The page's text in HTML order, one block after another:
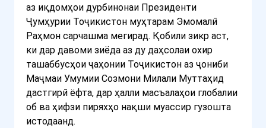
аз иқдомҳои дурбинонаи Президенти
Ҷумҳурии Тоҷикистон муҳтарам Эмомалӣ
Раҳмон сарчашма мегирад. Қобили зикр аст,
ки дар давоми зиёда аз ду даҳсолаи охир
ташаббусҳои ҷаҳонии Тоҷикистон аз ҷониби
Маҷмаи Умумии Созмони Милали Муттаҳид
дастгирӣ ёфта, дар ҳалли масъалаҳои глобалии
об ва ҳифзи пиряхҳо нақши муассир гузошта
истодаанд.